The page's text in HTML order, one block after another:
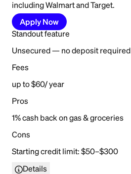
including Walmart and Target.
Apply Now
Standout feature
Unsecured — no deposit required
Fees
up to $60/ year
Pros
1% cash back on gas & groceries
Cons
Starting credit limit: $50–$300
Details